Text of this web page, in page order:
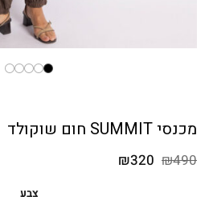
מכנסי SUMMIT חום שוקולד
₪490 המחיר
₪320
צבע